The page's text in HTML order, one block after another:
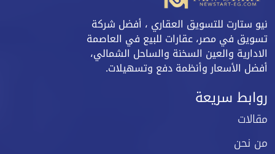
نيو ستارت للتسويق العقاري ، أفضل شركة
تسويق في مصر، عقارات للبيع في العاصمة
الادارية والعين السخنة والساحل الشمالي،
أفضل الأسعار وأنظمة دفع وتسهيلات.
روابط سريعة
مقالات
من نحن